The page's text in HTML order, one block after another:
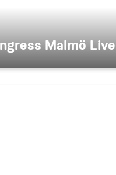
Malmö Live